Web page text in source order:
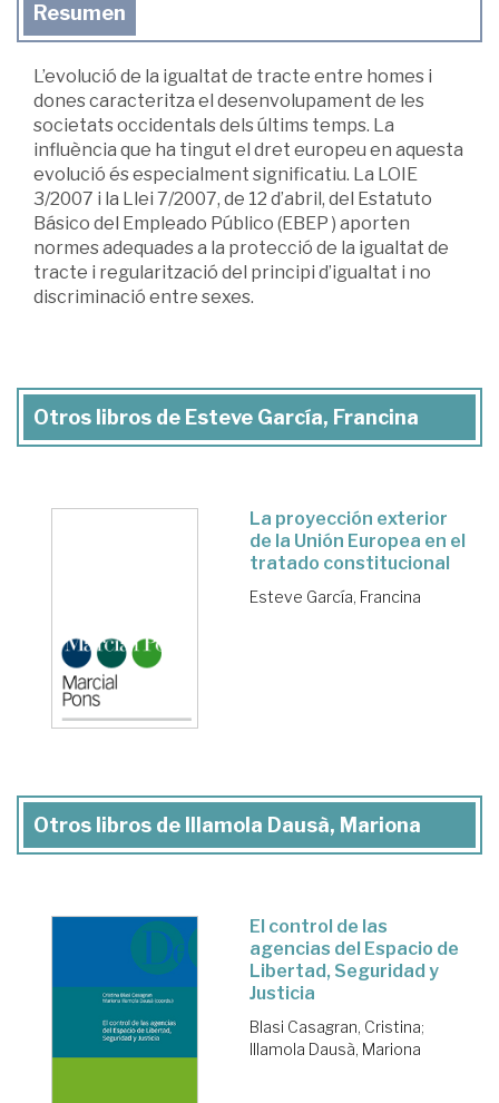
Resumen
L’evolució de la igualtat de tracte entre homes i
dones caracteritza el desenvolupament de les
societats occidentals dels últims temps. La
influència que ha tingut el dret europeu en aquesta
evolució és especialment significatiu. La LOIE
3/2007 i la Llei 7/2007, de 12 d’abril, del Estatuto
Básico del Empleado Público (EBEP ) aporten
normes adequades a la protecció de la igualtat de
tracte i regularització del principi d’igualtat i no
discriminació entre sexes.
Otros libros de Esteve García, Francina
La proyección exterior
de la Unión Europea en el
tratado constitucional
Esteve García, Francina
Otros libros de Illamola Dausà, Mariona
El control de las
agencias del Espacio de
Libertad, Seguridad y
Justicia
Blasi Casagran, Cristina;
Illamola Dausà, Mariona